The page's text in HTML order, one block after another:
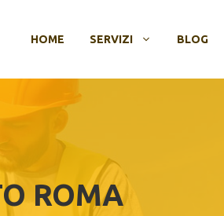
HOME SERVIZI BLOG
ROMA